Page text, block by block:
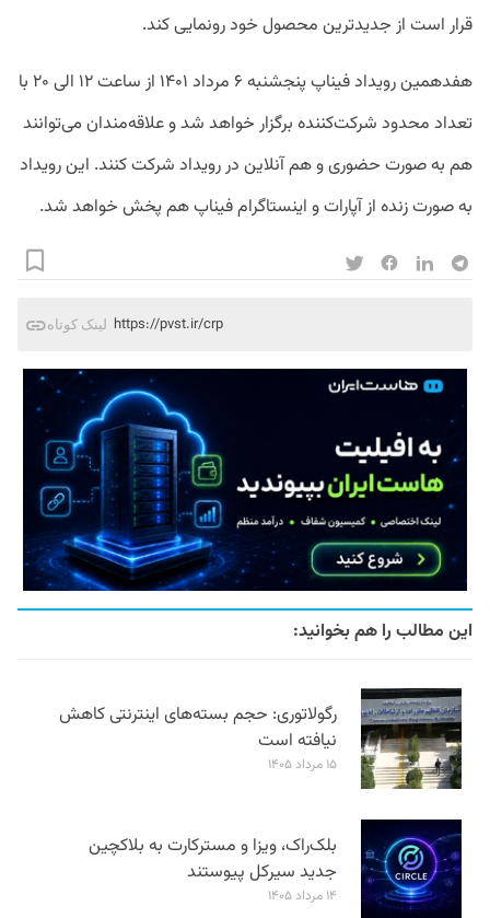
قرار است از جدیدترین محصول خود رونمایی کند.
هفدهمین رویداد فیناپ پنجشنبه ۶ مرداد ۱۴۰۱ از ساعت ۱۲ الی ۲۰ با
تعداد محدود شرکت‌کننده برگزار خواهد شد و علاقه‌مندان می‌توانند
هم به‌ صورت حضوری و هم آنلاین در رویداد شرکت کنند. این رویداد
به‌ صورت زنده از آپارات و اینستاگرام فیناپ هم پخش خواهد شد.
لینک کوتاه https://pvst.ir/crp
این مطالب را هم بخوانید:
رگولاتوری: حجم بسته‌های اینترنتی کاهش
نیافته است
۱۵ مرداد ۱۴۰۵
بلک‌راک، ویزا و مسترکارت به بلاکچین
جدید سیرکل پیوستند
۱۴ مرداد ۱۴۰۵